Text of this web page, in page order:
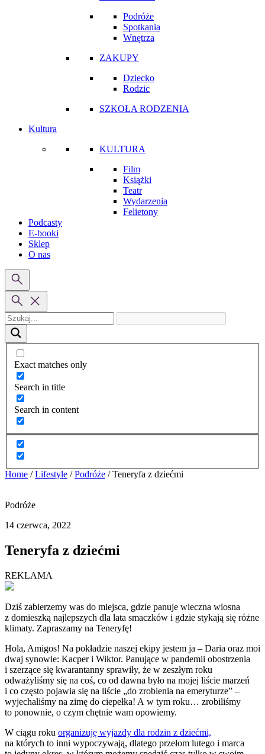
Podróże
Spotkania
Wnętrza
ZAKUPY
Dziecko
Rodzic
SZKOŁA RODZENIA
Kultura
KULTURA
Film
Książki
Teatr
Wydarzenia
Felietony
Podcasty
E-booki
Sklep
O nas
Exact matches only
Search in title
Search in content
Home / Lifestyle / Podróże / Teneryfa z dziećmi
Podróże
14 czerwca, 2022
Teneryfa z dziećmi
REKLAMA
Dziś zabierzemy was do miejsca, gdzie panuje wieczna wiosna
z domieszką najlepszych dla lata smaczków i gdzie stykają się różne
klimaty. Zapraszamy na Teneryfę!
Hola, Amigos! Na pokładzie naszej ekipy jestem ja – Daria oraz moi
dwaj synowie: Kacper i Wiktor. Panujące w pandemii obostrzenia
i szerzące się kwarantanny sprawiły, że w zeszłym roku
odważyliśmy się na coś, co od dawna było na mojej liście marzeń
i co często pojawia się na liście „do zrobienia na emeryturze” –
wyjechaliśmy na zimę do ciepełka! A w tym roku… zrobiliśmy
to ponownie, o czym chętnie wam opowiemy.
W ciągu roku organizuję wyjazdy dla rodzin z dziećmi,
na których to inni wypoczywają, dlatego przełom lutego i marca